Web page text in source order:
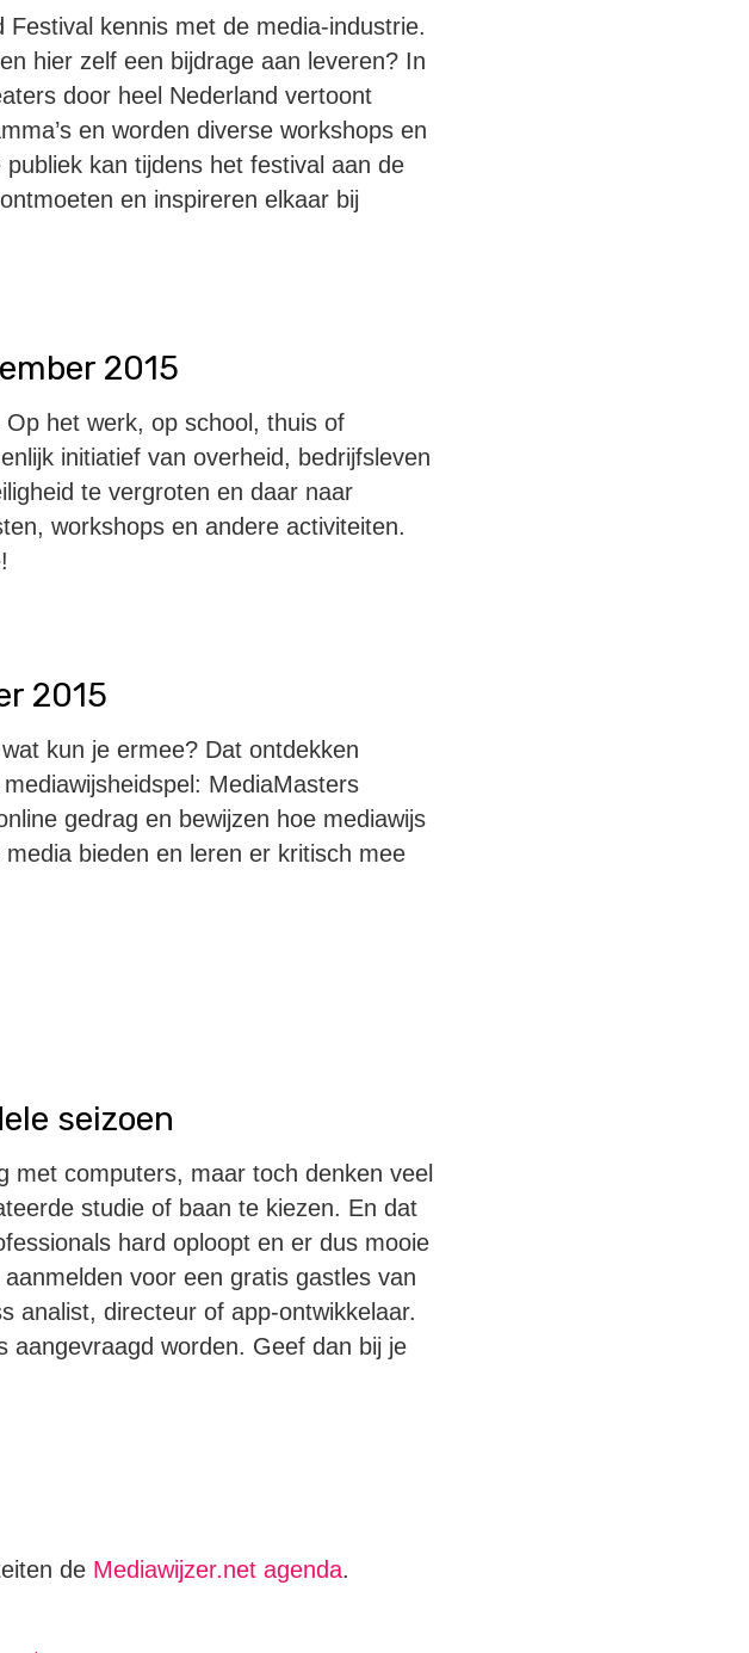
kennis met de media-industrie.
hier zelf een bijdrage aan leveren? In
door heel Nederland vertoont
en worden diverse workshops en
kan tijdens het festival aan de
en inspireren elkaar bij
2015
het werk, op school, thuis of
initiatief van overheid, bedrijfsleven
te vergroten en daar naar
workshops en andere activiteiten.
2015
kun je ermee? Dat ontdekken
MediaMasters
gedrag en bewijzen hoe mediawijs
bieden en leren er kritisch mee
seizoen
met computers, maar toch denken veel
studie of baan te kiezen. En dat
hard oploopt en er dus mooie
voor een gratis gastles van
analist, directeurof app-ontwikkelaar.
aangevraagd worden. Geef dan bij je
de Mediawijzer.net agenda.